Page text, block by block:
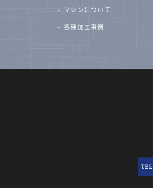
マシンについて
各種加工事例
TEL